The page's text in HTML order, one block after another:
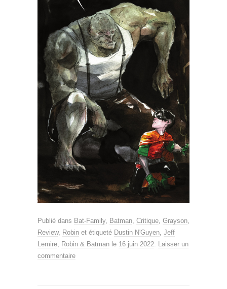
Publié dans Bat-Family, Batman, Critique, Grayson,
Review, Robin et étiqueté Dustin N'Guyen, Jeff
Lemire, Robin & Batman le 16 juin 2022. Laisser un
commentaire